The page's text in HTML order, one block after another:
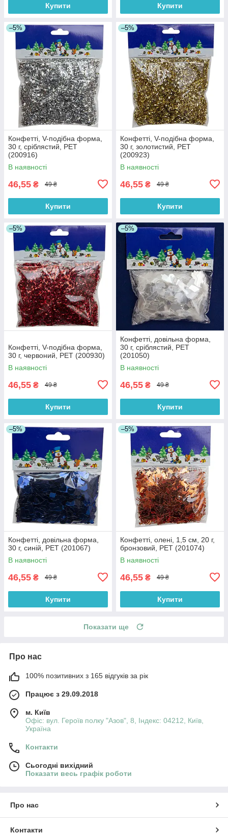
Купити Купити
–5%
Конфетті, V-подібна форма,
30 г, сріблястий, PET
(200916)
В наявності
46,55 ₴ 49 ₴
Купити
–5%
Конфетті, V-подібна форма,
30 г, золотистий, PET
(200923)
В наявності
46,55 ₴ 49 ₴
Купити
–5%
Конфетті, V-подібна форма,
30 г, червоний, PET (200930)
В наявності
46,55 ₴ 49 ₴
Купити
–5%
Конфетті, довільна форма,
30 г, сріблястий, PET
(201050)
В наявності
46,55 ₴ 49 ₴
Купити
–5%
Конфетті, довільна форма,
30 г, синій, PET (201067)
В наявності
46,55 ₴ 49 ₴
Купити
–5%
Конфетті, олені, 1,5 см, 20 г,
бронзовий, PET (201074)
В наявності
46,55 ₴ 49 ₴
Купити
Показати ще
Про нас
100% позитивних з 165 відгуків за рік
Працює з 29.09.2018
м. Київ
Офіс: вул. Героїв полку "Азов", 8, Індекс: 04212, Київ,
Україна
Контакти
Сьогодні вихідний
Показати весь графік роботи
Про нас
Контакти